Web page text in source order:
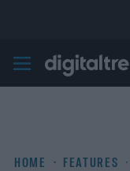
Digital
HOME FEATURES